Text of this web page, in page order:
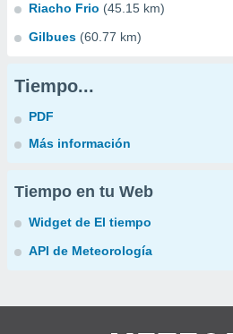
Riacho Frio (45.15 km)
Gilbues (60.77 km)
Tiempo...
PDF
Más información
Tiempo en tu Web
Widget de El tiempo
API de Meteorología